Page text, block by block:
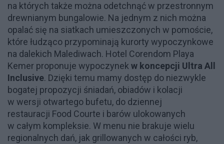
na których także można odetchnąć w przestronnym
drewnianym bungalowie. Na jednym z nich można
opalać się na siatkach umieszczonych w pomoście,
które łudząco przypominają kurorty wypoczynkowe
na dalekich Malediwach. Hotel Corendom Playa
Kemer proponuje wypoczynekw koncepcji Ultra All
Inclusive. Dzięki temu mamy dostęp do niezwykle
bogatej propozycji śniadań, obiadów i kolacji
w wersji otwartego bufetu, do dziennej
restauracji Food Courte i barów ulokowanych
w całym kompleksie. W menu nie brakuje wielu
regionalnych dań, jak grillowanych w całości ryb,